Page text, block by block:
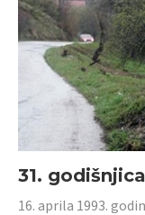
31.
16. aprila 1993.